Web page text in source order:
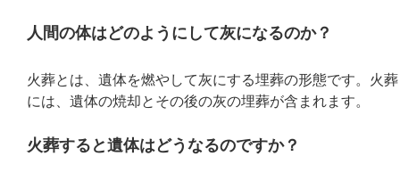
人間の体はどのようにして灰になるのか？
火葬とは、遺体を燃やして灰にする埋葬の形態です。火葬
には、遺体の焼却とその後の灰の埋葬が含まれます。
火葬すると遺体はどうなるのですか？